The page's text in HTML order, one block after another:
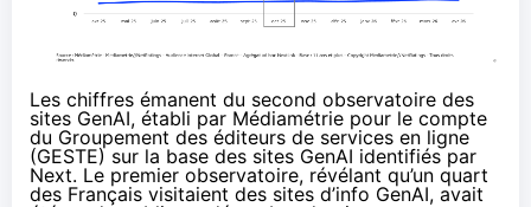
Les chiffres émanent du second observatoire des
sites GenAI, établi par Médiamétrie pour le compte
du Groupement des éditeurs de services en ligne
(GESTE) sur la base des sites GenAI identifiés par
Next. Le premier observatoire, révélant qu’un quart
des Français visitaient des sites d’info GenAI, avait